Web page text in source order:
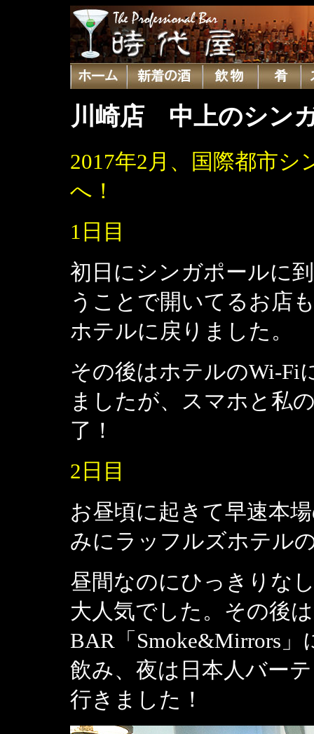
川崎店 中上のシン
2017年2月、国際都市
へ！
1日目
初日にシンガポールに
うことで開いてるお店
ホテルに戻りました。
その後はホテルのWi-Fi
ましたが、スマホと私
了！
2日目
お昼頃に起きて早速本
みにラッフルズホテル
昼間なのにひっきりな
大人気でした。その後
BAR「Smoke&Mirrors
飲み、夜は日本人バー
行きました！